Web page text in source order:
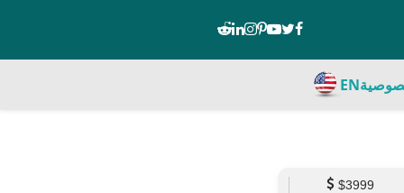
EN
$3999